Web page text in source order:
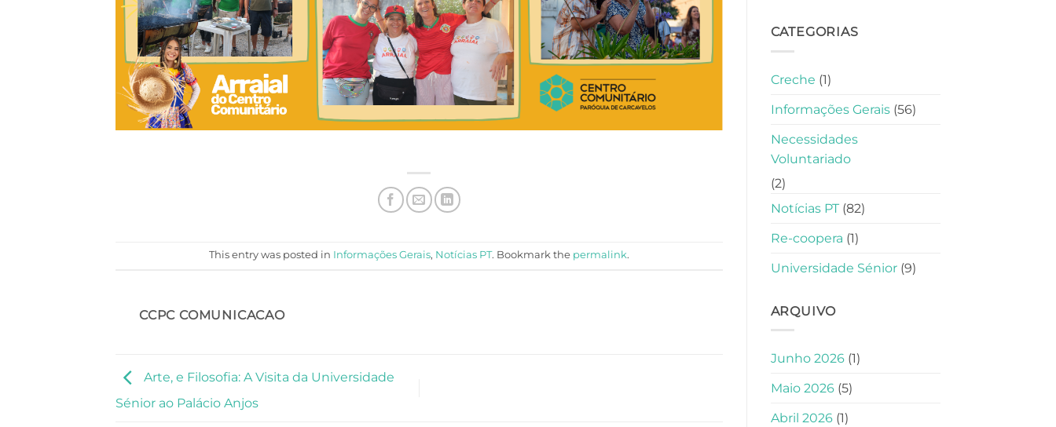
This entry was posted in Informações Gerais, Notícias PT. Bookmark the permalink.
CCPC COMUNICACAO
Arte, e Filosofia: A Visita da Universidade
Sénior ao Palácio Anjos
CATEGORIAS
Creche (1)
Informações Gerais(56)
Necessidades
Voluntariado
(2)
Notícias PT(82)
Re-coopera (1)
Universidade Sénior(9)
ARQUIVO
Junho 2026(1)
Maio 2026(5)
Abril 2026(1)